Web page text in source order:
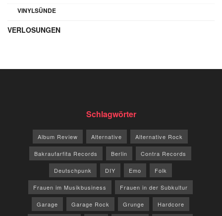
VINYLSÜNDE
VERLOSUNGEN
Schlagwörter
Album Review Alternative Alternative Rock
Bakraufarfita Records Berlin Contra Records
Deutschpunk DIY Emo Folk
Frauen im Musikbusiness Frauen in der Subkultur
Garage Garage Rock Grunge Hardcore